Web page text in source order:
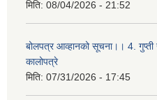
मिति: 08/04/2026 - 21:52
बोलपत्र आव्हानको सूचना।। 4.
कालोपत्रे
मिति: 07/31/2026 - 17:45